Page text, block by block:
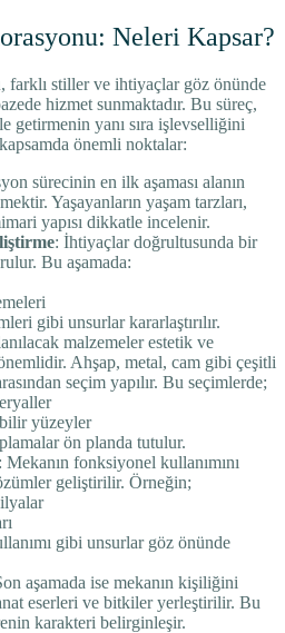
Neleri Kapsar?
, farklı stiller ve ihtiyaçlar göz önünde
hizmet sunmaktadır. Bu süreç,
getirmenin yanı sıra işlevselliğini
önemli noktalar:
sürecinin en ilk aşaması alanın
Yaşayanların yaşam tarzları,
yapısı dikkatle incelenir.
: İhtiyaçlar doğrultusunda bir
Bu aşamada:
gibi unsurlar kararlaştırılır.
malzemeler estetik ve
önemlidir. Ahşap, metal, cam gibi çeşitli
seçim yapılır. Bu seçimlerde;
yüzeyler
ön planda tutulur.
: Mekanın fonksiyonel kullanımını
geliştirilir. Örneğin;
gibi unsurlar göz önünde
aşamada ise mekanın kişiliğini
eserleri ve bitkiler yerleştirilir. Bu
karakteri belirginleşir.